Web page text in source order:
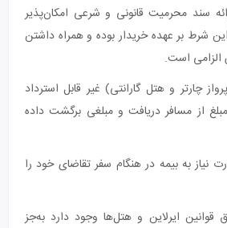
سند محرمیت قانونی و شرعی امکان‌پذیر
شرط بر عهده خریدار بوده و همراه داشتن
الزامی است.
چارتر و هتل گارانتی) غیر قابل استرداد
از مسافر دریافت و مبلغی برگشت داده
نیاز به بیمه در هنگام سفر تقاضای خود را
قوانین ایرلاین و هتل‌ها وجود دارد به‌جز